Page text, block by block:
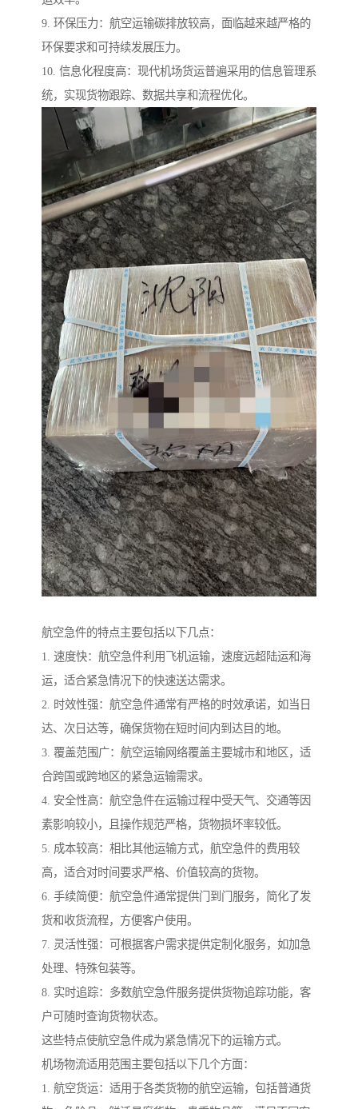
9. 环保压力：航空运输碳排放较高，面临越来越严格的
环保要求和可持续发展压力。
10. 信息化程度高：现代机场货运普遍采用的信息管理系
统，实现货物跟踪、数据共享和流程优化。
航空急件的特点主要包括以下几点：
1. 速度快：航空急件利用飞机运输，速度远超陆运和海
运，适合紧急情况下的快速送达需求。
2. 时效性强：航空急件通常有严格的时效承诺，如当日
达、次日达等，确保货物在短时间内到达目的地。
3. 覆盖范围广：航空运输网络覆盖主要城市和地区，适
合跨国或跨地区的紧急运输需求。
4. 安全性高：航空急件在运输过程中受天气、交通等因
素影响较小，且操作规范严格，货物损坏率较低。
5. 成本较高：相比其他运输方式，航空急件的费用较
高，适合对时间要求严格、价值较高的货物。
6. 手续简便：航空急件通常提供门到门服务，简化了发
货和收货流程，方便客户使用。
7. 灵活性强：可根据客户需求提供定制化服务，如加急
处理、特殊包装等。
8. 实时追踪：多数航空急件服务提供货物追踪功能，客
户可随时查询货物状态。
这些特点使航空急件成为紧急情况下的运输方式。
机场物流适用范围主要包括以下几个方面：
1. 航空货运：适用于各类货物的航空运输，包括普通货